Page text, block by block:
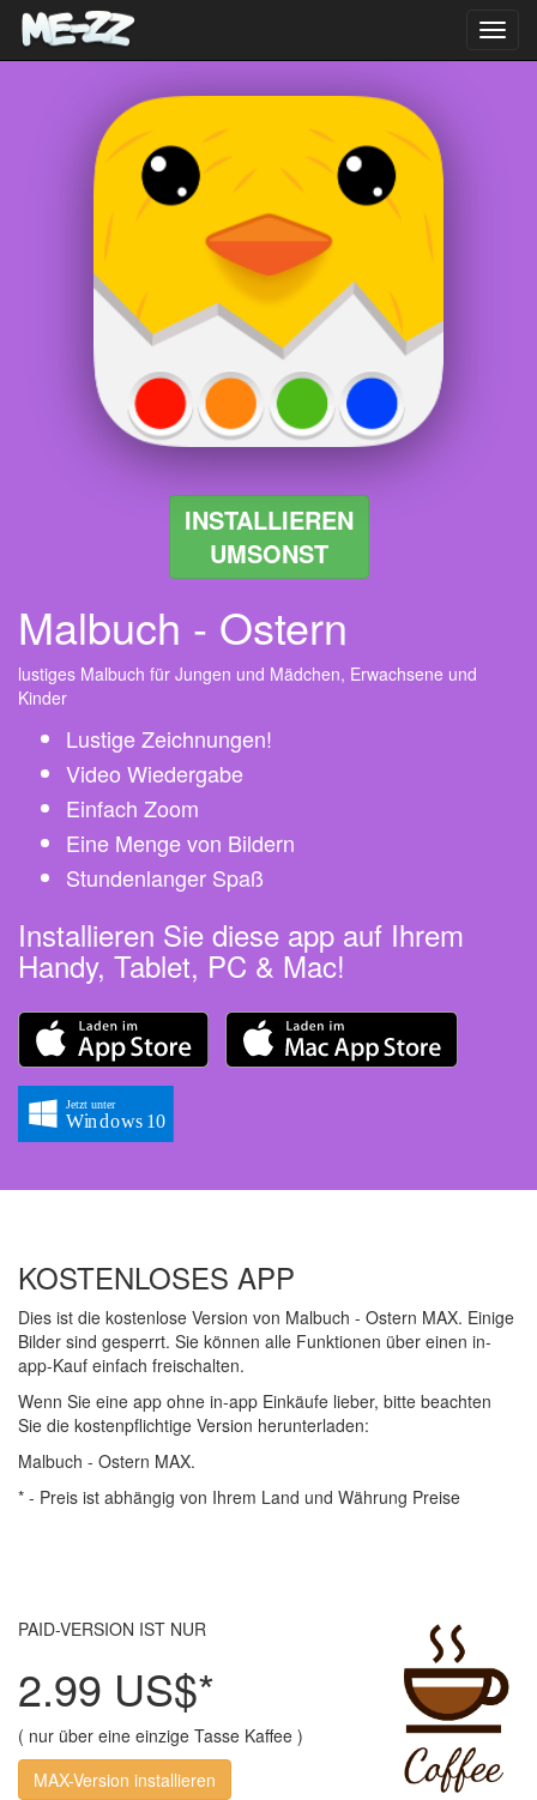
INSTALLIEREN
UMSONST
Malbuch - Ostern
lustiges Malbuch für Jungen und Mädchen, Erwachsene und
Kinder
Lustige Zeichnungen!
Video Wiedergabe
Einfach Zoom
Eine Menge von Bildern
Stundenlanger Spaß
Installieren Sie diese app auf Ihrem
Handy, Tablet, PC & Mac!
KOSTENLOSES APP
Dies ist die kostenlose Version von Malbuch - Ostern MAX. Einige
Bilder sind gesperrt. Sie können alle Funktionen über einen in-
app-Kauf einfach freischalten.
Wenn Sie eine app ohne in-app Einkäufe lieber, bitte beachten
Sie die kostenpflichtige Version herunterladen:
Malbuch - Ostern MAX.
* - Preis ist abhängig von Ihrem Land und Währung Preise
PAID-VERSION IST NUR
2.99 US$*
( nur über eine einzige Tasse Kaffee )
MAX-Version installieren